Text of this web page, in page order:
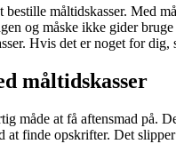
måltidskasser. Med
og måske ikke gider
Hvis det er noget for dig,
måltidskasser
måde at få aftensmad
finde opskrifter. Det